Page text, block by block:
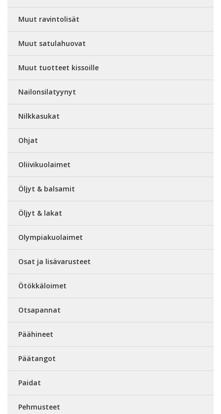
Muut ravintolisät
Muut satulahuovat
Muut tuotteet kissoille
Nailonsilatyynyt
Nilkkasukat
Ohjat
Oliivikuolaimet
Öljyt & balsamit
Öljyt & lakat
Olympiakuolaimet
Osat ja lisävarusteet
Ötökkäloimet
Otsapannat
Päähineet
Päätangot
Paidat
Pehmusteet